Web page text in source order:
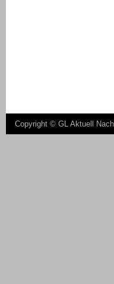
Copyright © GL Aktuell